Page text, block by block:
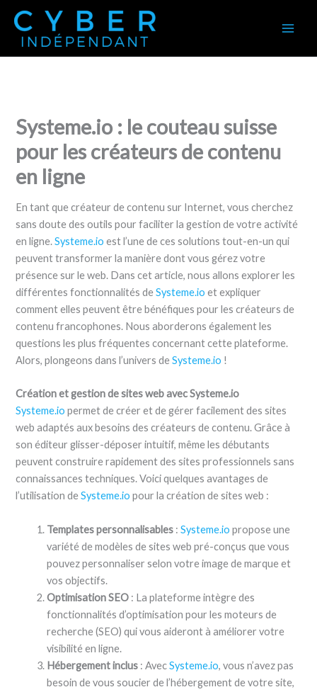
contenu
Systeme.io : le couteau suisse
pour les créateurs de contenu
en ligne
En tant que créateur de contenu sur Internet, vous cherchez
sans doute des outils pour faciliter la gestion de votre activité
en ligne.Systeme.io est l’une de ces solutions tout-en-un qui
peuvent transformer la manière dont vous gérez votre
présence sur le web. Dans cet article, nous allons explorer les
différentes fonctionnalités deSysteme.io et expliquer
comment elles peuvent être bénéfiques pour les créateurs de
contenu francophones. Nous aborderons également les
questions les plus fréquentes concernant cette plateforme.
Alors, plongeons dans l’univers deSysteme.io !
Création et gestion de sites web avec Systeme.io
Systeme.io permet de créer et de gérer facilement des sites
web adaptés aux besoins des créateurs de contenu. Grâce à
son éditeur glisser-déposer intuitif, même les débutants
peuvent construire rapidement des sites professionnels sans
connaissances techniques. Voici quelques avantages de
l’utilisation deSysteme.io pour la création de sites web :
Templates personnalisables :Systeme.io propose une
variété de modèles de sites web pré-conçus que vous
pouvez personnaliser selon votre image de marque et
vos objectifs.
Optimisation SEO : La plateforme intègre des
fonctionnalités d’optimisation pour les moteurs de
recherche (SEO) qui vous aideront à améliorer votre
visibilité en ligne.
Hébergement inclus : AvecSysteme.io, vous n’avez pas
besoin de vous soucier de l’hébergement de votre site,